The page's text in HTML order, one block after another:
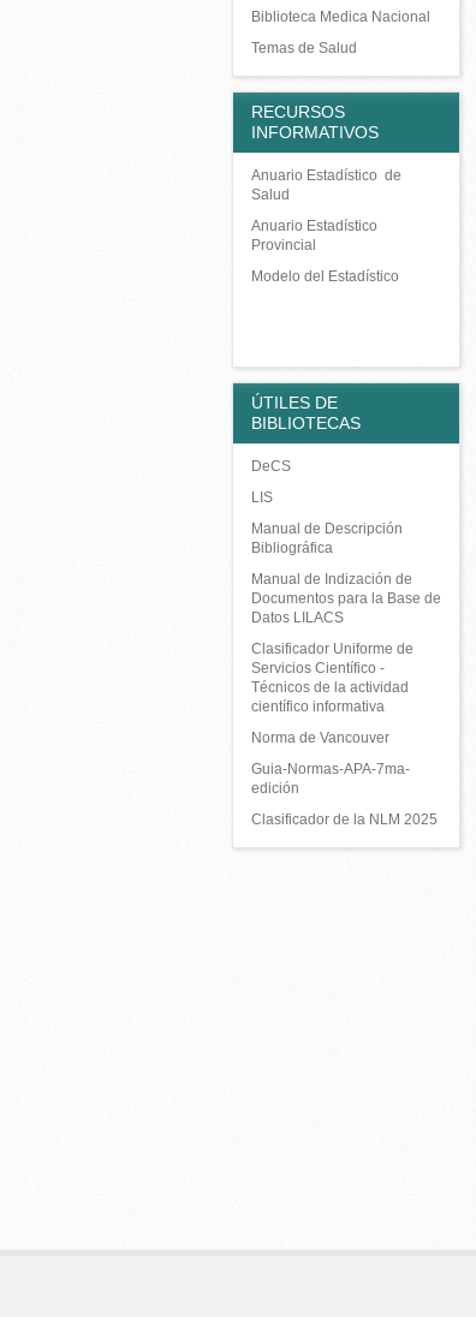
Biblioteca Medica Nacional
Temas de Salud
RECURSOS
INFORMATIVOS
Anuario Estadístico de
Salud
Anuario Estadístico
Provincial
Modelo del Estadístico
ÚTILES DE
BIBLIOTECAS
DeCS
LIS
Manual de Descripción
Bibliográfica
Manual de Indización de
Documentos para la Base de
Datos LILACS
Clasificador Uniforme de
Servicios Científico -
Técnicos de la actividad
científico informativa
Norma de Vancouver
Guia-Normas-APA-7ma-
edición
Clasificador de la NLM 2025